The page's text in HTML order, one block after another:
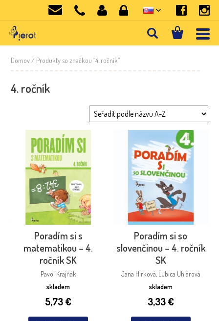
Domov / Produkty so značkou “4. ročník”
4. ročník
Poradím si s
matematikou – 4.
ročník SK
Pavol Krajňák
skladem
5,73€
Poradím si so
slovenčinou – 4. ročník
SK
Jana Hirková, Ĺubica Uhlárová
skladem
3,33€